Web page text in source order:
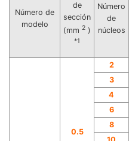
Número de
modelo
de
sección
(mm 2 )
*1
Número
de
núcleos
0.5
2
3
4
6
8